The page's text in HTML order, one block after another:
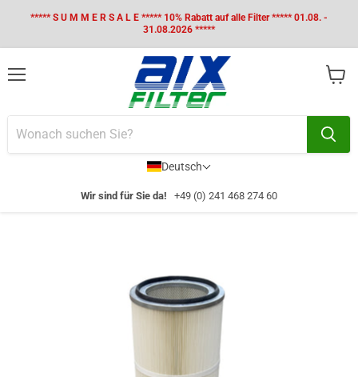
***** S U M M E R S A L E ***** 10% Rabatt auf alle Filter ***** 01.08. -
31.08.2026 *****
Deutsch
Wir sind für Sie da! +49 (0) 241 468 274 60